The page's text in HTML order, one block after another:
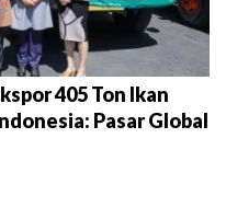
405 Ton Ikan
Pasar Global